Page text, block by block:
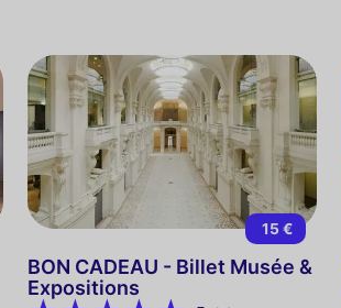
15 €
BON CADEAU - Billet Musée &
Expositions